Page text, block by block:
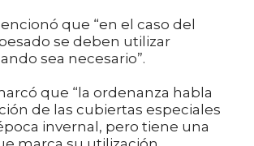
que “en el caso del
se deben utilizar
sea necesario”.
que “la ordenanza habla
de las cubiertas especiales
invernal, pero tiene una